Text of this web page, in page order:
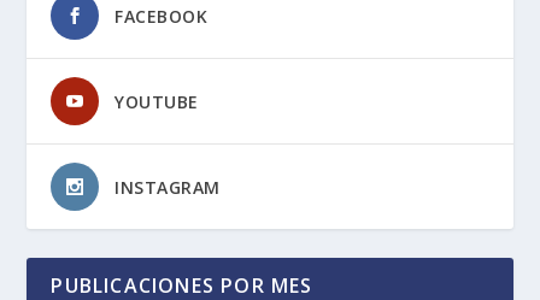
FACEBOOK
YOUTUBE
INSTAGRAM
PUBLICACIONES POR MES